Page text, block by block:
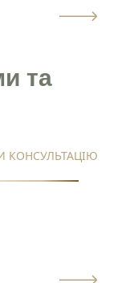
та
КОНСУЛЬТАЦІЮ